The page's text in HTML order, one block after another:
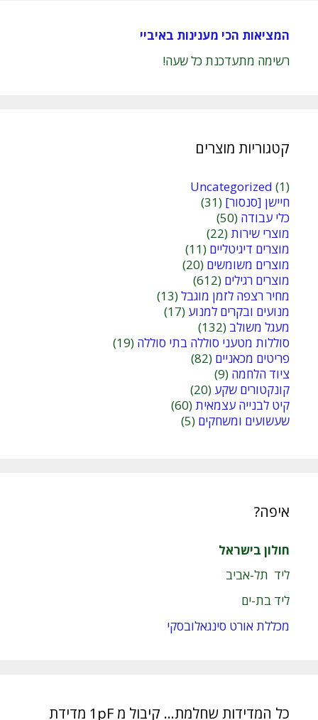
המציאות הכי מענינות באיביי
רשימה מתעדכנת כל שעה!
קטגוריות מוצרים
Uncategorized (1)
חיישן [סנסור] (31)
כלי עבודה (50)
מוצרי שירות (22)
מוצרים דיגיטליים (11)
מוצרים משומשים (20)
מוצרים רגילים (612)
מחיר רצפה לזמן מוגבל(13)
מנועים ובקרים למנוע (17)
מעגל משולב (132)
סוללות מטעני סוללה בתי סוללה (19)
פריטים מכאניים (82)
ציוד הלחמה (9)
קונקטורים שקע (20)
קיט לבנייה עצמאית (60)
שעשועים ומשחקים (5)
איפה?
חולון בישראל
ליד תל-אביב
ליד בת-ים
מכללת אורט סינגאלובסקי
כל המדידות שחלמת… קיבול מ 1pF מדידת